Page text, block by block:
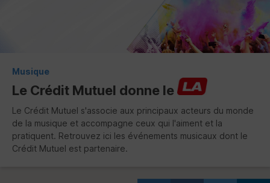
Musique
Le Crédit Mutuel donne le
Le Crédit Mutuel s'associe aux principaux acteurs du monde
de la musique et accompagne ceux qui l'aiment et la
pratiquent. Retrouvez ici les événements musicaux dont le
Crédit Mutuel est partenaire.